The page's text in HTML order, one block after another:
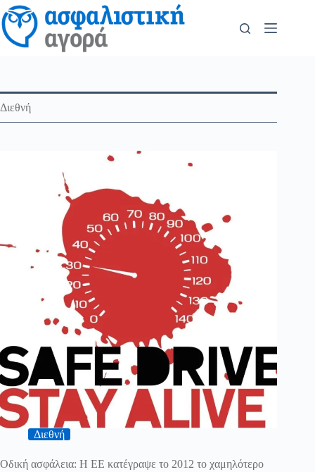
Διεθνή
Διεθνή
Οδική ασφάλεια: Η ΕΕ κατέγραψε το 2012 το χαμηλότερο